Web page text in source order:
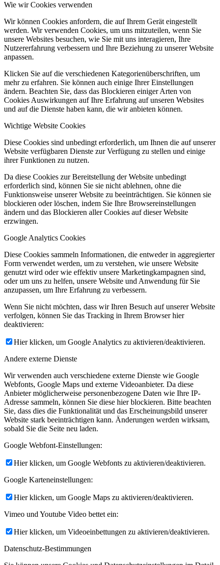
Wie wir Cookies verwenden
Wir können Cookies anfordern, die auf Ihrem Gerät eingestellt
werden. Wir verwenden Cookies, um uns mitzuteilen, wenn Sie
unsere Websites besuchen, wie Sie mit uns interagieren, Ihre
Nutzererfahrung verbessern und Ihre Beziehung zu unserer Website
anpassen.
Klicken Sie auf die verschiedenen Kategorienüberschriften, um
mehr zu erfahren. Sie können auch einige Ihrer Einstellungen
ändern. Beachten Sie, dass das Blockieren einiger Arten von
Cookies Auswirkungen auf Ihre Erfahrung auf unseren Websites
und auf die Dienste haben kann, die wir anbieten können.
Wichtige Website Cookies
Diese Cookies sind unbedingt erforderlich, um Ihnen die auf unserer
Website verfügbaren Dienste zur Verfügung zu stellen und einige
ihrer Funktionen zu nutzen.
Da diese Cookies zur Bereitstellung der Website unbedingt
erforderlich sind, können Sie sie nicht ablehnen, ohne die
Funktionsweise unserer Website zu beeinträchtigen. Sie können sie
blockieren oder löschen, indem Sie Ihre Browsereinstellungen
ändern und das Blockieren aller Cookies auf dieser Website
erzwingen.
Google Analytics Cookies
Diese Cookies sammeln Informationen, die entweder in aggregierter
Form verwendet werden, um zu verstehen, wie unsere Website
genutzt wird oder wie effektiv unsere Marketingkampagnen sind,
oder um uns zu helfen, unsere Website und Anwendung für Sie
anzupassen, um Ihre Erfahrung zu verbessern.
Wenn Sie nicht möchten, dass wir Ihren Besuch auf unserer Website
verfolgen, können Sie das Tracking in Ihrem Browser hier
deaktivieren:
Hier klicken, um Google Analytics zu aktivieren/deaktivieren.
Andere externe Dienste
Wir verwenden auch verschiedene externe Dienste wie Google
Webfonts, Google Maps und externe Videoanbieter. Da diese
Anbieter möglicherweise personenbezogene Daten wie Ihre IP-
Adresse sammeln, können Sie diese hier blockieren. Bitte beachten
Sie, dass dies die Funktionalität und das Erscheinungsbild unserer
Website stark beeinträchtigen kann. Änderungen werden wirksam,
sobald Sie die Seite neu laden.
Google Webfont-Einstellungen:
Hier klicken, um Google Webfonts zu aktivieren/deaktivieren.
Google Karteneinstellungen:
Hier klicken, um Google Maps zu aktivieren/deaktivieren.
Vimeo und Youtube Video bettet ein:
Hier klicken, um Videoeinbettungen zu aktivieren/deaktivieren.
Datenschutz-Bestimmungen